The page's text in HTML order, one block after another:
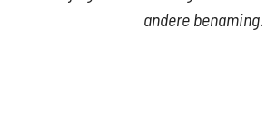
andere benaming.